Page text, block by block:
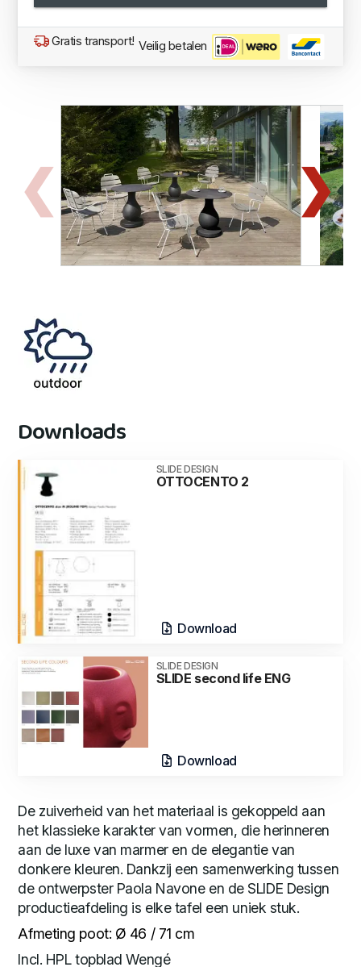
Gratis transport! Veilig betalen
Downloads
SLIDE DESIGN
OTTOCENTO 2
Download
SLIDE DESIGN
SLIDE second life ENG
Download
De zuiverheid van het materiaal is gekoppeld aan
het klassieke karakter van vormen, die herinneren
aan de luxe van marmer en de elegantie van
donkere kleuren. Dankzij een samenwerking tussen
de ontwerpster Paola Navone en de SLIDE Design
productieafdeling is elke tafel een uniek stuk.
Afmeting poot: Ø 46 / 71 cm
Incl. HPL topblad Wengé